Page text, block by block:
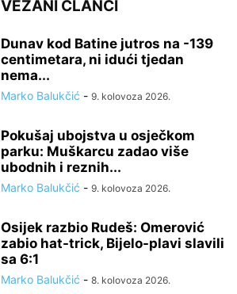
VEZANI ČLANCI
Dunav kod Batine jutros na -139
centimetara, ni idući tjedan
nema...
Marko Balukčić - 9. kolovoza 2026.
Pokušaj ubojstva u osječkom
parku: Muškarcu zadao više
ubodnih i reznih...
Marko Balukčić - 9. kolovoza 2026.
Osijek razbio Rudeš: Omerović
zabio hat-trick, Bijelo-plavi slavili
sa 6:1
Marko Balukčić - 8. kolovoza 2026.